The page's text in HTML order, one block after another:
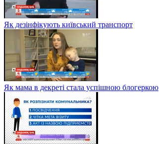
Як дезінфікують київський транспорт
Як мама в декреті стала успішною блогеркою